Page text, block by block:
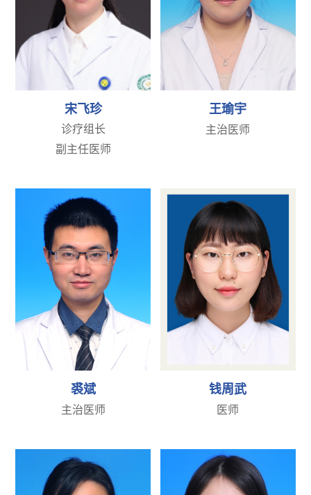
宋飞珍
诊疗组长
副主任医师
王瑜宇
主治医师
裘斌
主治医师
钱周武
医师